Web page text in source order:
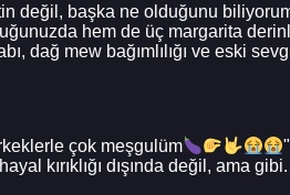
değil, başka ne olduğunu
hem de üç margarita
dağ mew bağımlılığı ve eski
çok meşgulüm
kırıklığı dışında değil, ama gibi.